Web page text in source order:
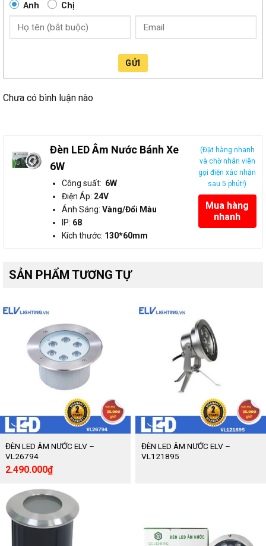
Anh Chị
GỬI
Chưa có bình luận nào
Đèn LED Âm Nước Bánh Xe
6W
Công suất: 6W
Điện Áp: 24V
Ánh Sáng:Vàng/Đổi Màu
IP: 68
Kích thước: 130*60mm
(Đặt hàng nhanh
và chờ nhân viên
gọi điện xác nhận
sau 5 phút!)
Mua hàng
nhanh
SẢN PHẨM TƯƠNG TỰ
ĐÈN LED ÂM NƯỚC ELV –
VL26794
Giá
4.150.000₫.
2.490.000₫Giá
tại
là:
2.490.000₫.
ĐÈN LED ÂM NƯỚC ELV –
VL121895